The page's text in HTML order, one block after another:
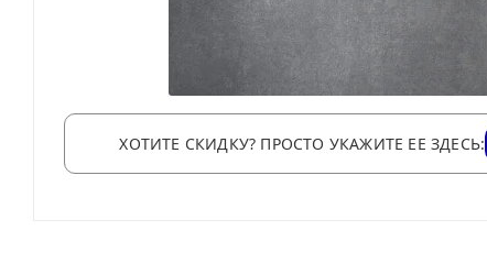
ХОТИТЕ СКИДКУ? ПРОСТО УКАЖИТЕ ЕЕ ЗДЕСЬ: